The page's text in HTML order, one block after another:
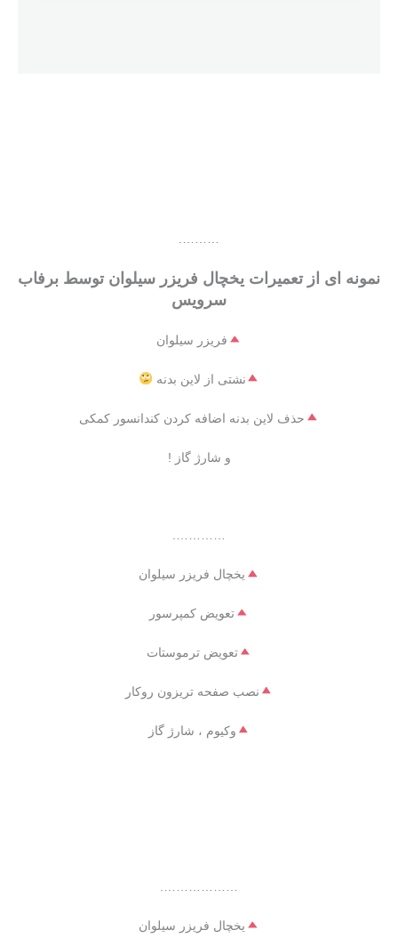
……….
نمونه ای از تعمیرات یخچال فریزر سیلوان توسط برفاب
سرویس
فریزر سیلوان
نشتی از لاین بدنه
حذف لاین بدنه اضافه کردن کندانسور کمکی
و شارژ گاز !
………….
یخچال فریزر سیلوان
تعویض کمپرسور
تعویض ترموستات
نصب صفحه تریزون روکار
وکیوم ، شارژ گاز
……………….
یخچال فریزر سیلوان